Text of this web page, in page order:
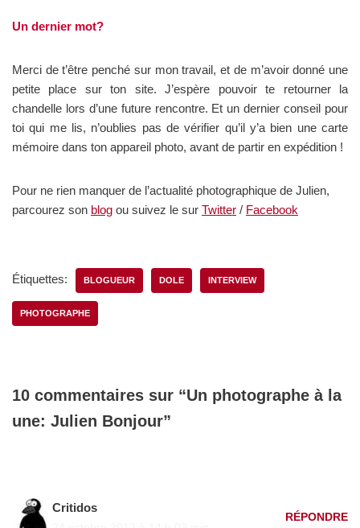
Un dernier mot?
Merci de t’être penché sur mon travail, et de m’avoir donné une
petite place sur ton site. J’espère pouvoir te retourner la
chandelle lors d’une future rencontre. Et un dernier conseil pour
toi qui me lis, n’oublies pas de vérifier qu’il y’a bien une carte
mémoire dans ton appareil photo, avant de partir en expédition !
Pour ne rien manquer de l’actualité photographique de Julien,
parcourez son blog ou suivez le sur Twitter / Facebook
Étiquettes: BLOGUEUR DOLE INTERVIEW
PHOTOGRAPHE
10 commentaires sur “Un photographe à la
une: Julien Bonjour”
Critidos
RÉPONDRE